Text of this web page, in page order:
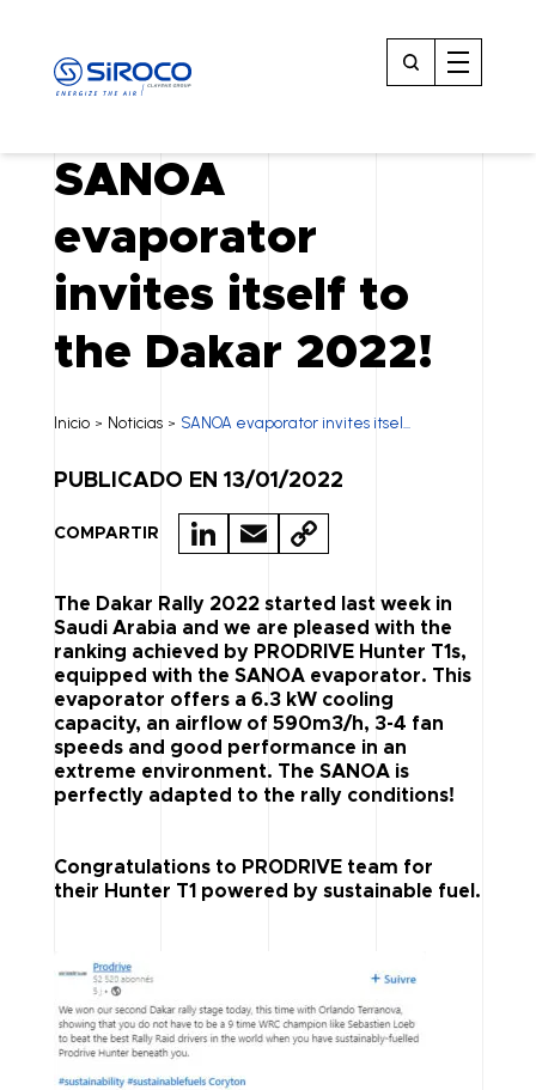
SANOA
evaporator
invites itself to
the Dakar 2022!
Inicio > Noticias > SANOA evaporator invites itsel...
PUBLICADO EN 13/01/2022
COMPARTIR
LI
K
E
D
I
N
E
A
IL
C
P
Y
LI
N
K
The Dakar Rally 2022 started last week in
Saudi Arabia and we are pleased with the
ranking achieved by PRODRIVE Hunter T1s,
equipped with the SANOA evaporator. This
evaporator offers a 6.3 kW cooling
capacity, an airflow of 590m3/h, 3-4 fan
speeds and good performance in an
extreme environment. The SANOA is
perfectly adapted to the rally conditions!
Congratulations to PRODRIVE team for
their Hunter T1 powered by sustainable fuel.